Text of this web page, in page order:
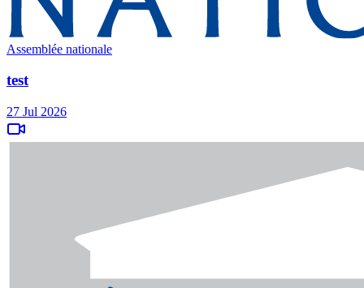
Assemblée nationale
test
27 Jul 2026